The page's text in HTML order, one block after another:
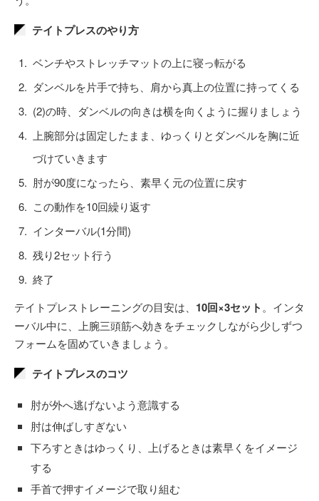
テイトプレスのやり方
ベンチやストレッチマットの上に寝っ転がる
ダンベルを片手で持ち、肩から真上の位置に持ってくる
(2)の時、ダンベルの向きは横を向くように握りましょう
上腕部分は固定したまま、ゆっくりとダンベルを胸に近
づけていきます
肘が90度になったら、素早く元の位置に戻す
この動作を10回繰り返す
インターバル(1分間)
残り2セット行う
終了
テイトプレストレーニングの目安は、 10回×3セット 。インタ
ーバル中に、上腕三頭筋へ効きをチェックしながら少しずつ
フォームを固めていきましょう。
テイトプレスのコツ
肘が外へ逃げないよう意識する
肘は伸ばしすぎない
下ろすときはゆっくり、上げるときは素早くをイメージ
する
手首で押すイメージで取り組む